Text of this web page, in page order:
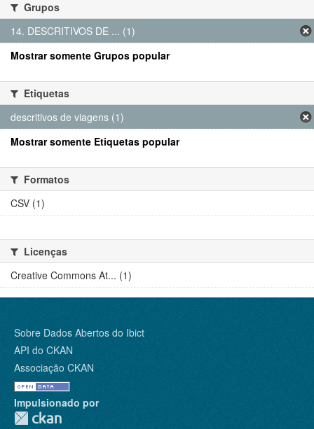
Grupos
14. DESCRITIVOS DE ... (1)
Mostrar somente Grupos popular
Etiquetas
descritivos de viagens (1)
Mostrar somente Etiquetas popular
Formatos
CSV (1)
Licenças
Creative Commons At... (1)
Sobre Dados Abertos do Ibict
API do CKAN
Associação CKAN
Impulsionado por